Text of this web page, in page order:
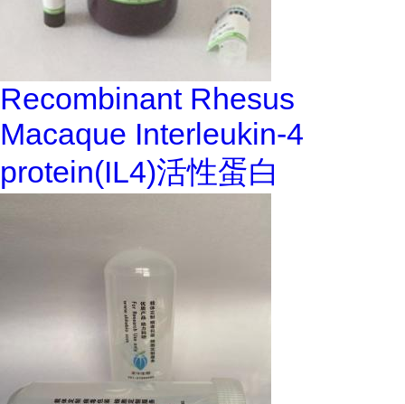
Recombinant Rhesus
Macaque Interleukin-4
protein(IL4)活性蛋白